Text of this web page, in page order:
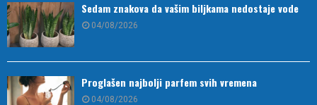
Sedam znakova da vašim biljkama nedostaje vode
04/08/2026
Proglašen najbolji parfem svih vremena
04/08/2026